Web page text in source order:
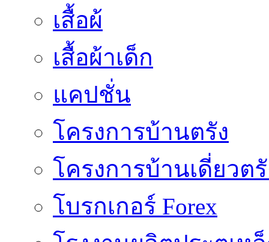
เสื้อผ้
เสื้อผ้าเด็ก
แคปชั่น
โครงการบ้านตรัง
โครงการบ้านเดี่ยวต
โบรกเกอร์ Forex